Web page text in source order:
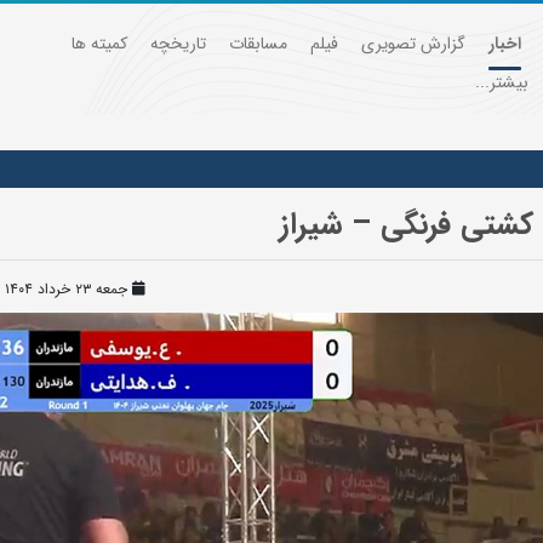
اخبار گزارش تصویری فیلم مسابقات تاریخچه
کمیته ها
بیشتر...
جمعه ۲۳ خرداد ۱۴۰۴